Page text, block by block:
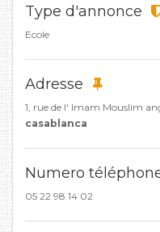
Type d'annonce
Ecole
Adresse
1, rue de l' Imam Mouslim
casablanca
Numero
05 22 98 14 02